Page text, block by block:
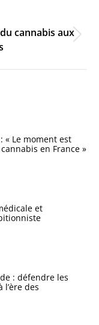
cannabis aux
« Le moment est
en France »
et
: défendre les
des